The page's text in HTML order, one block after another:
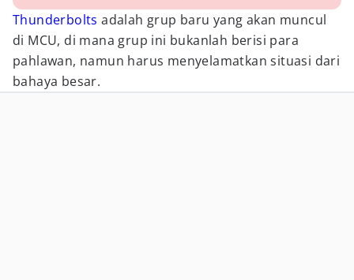
Thunderbolts adalah grup baru yang akan muncul
di MCU, di mana grup ini bukanlah berisi para
pahlawan, namun harus menyelamatkan situasi dari
bahaya besar.